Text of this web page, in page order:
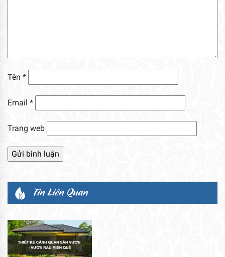
Tên *
Email *
Trang web
Tin Liên Quan